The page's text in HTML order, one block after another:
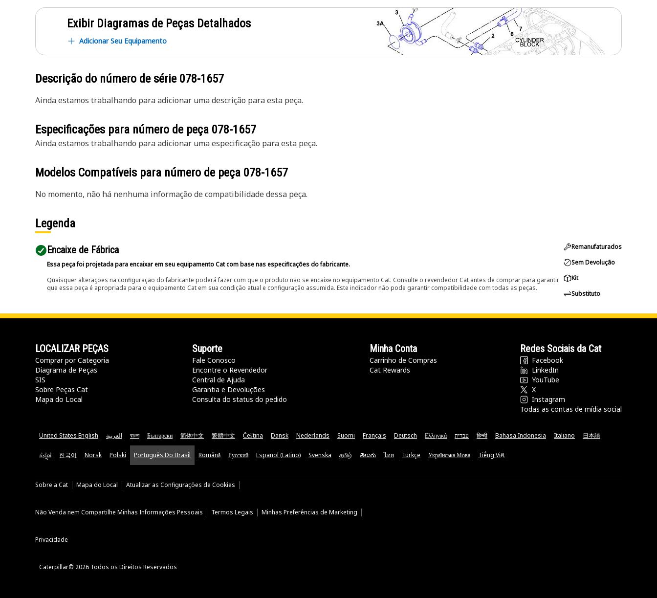
Exibir Diagramas de Peças Detalhados
Adicionar Seu Equipamento
Descrição do número de série 078-1657
Ainda estamos trabalhando para adicionar uma descrição para esta peça.
Especificações para número de peça 078-1657
Ainda estamos trabalhando para adicionar uma especificação para esta peça.
Modelos Compatíveis para número de peça 078-1657
No momento, não há nenhuma informação de compatibilidade dessa peça.
Legenda
Encaixe de Fábrica
Essa peça foi projetada para encaixar em seu equipamento Cat com base nas especificações do fabricante.
Quaisquer alterações na configuração do fabricante poderá fazer com que o produto não se encaixe no equipamento Cat. Consulte o revendedor Cat antes de comprar para garantir
que essa peça é apropriada para o equipamento Cat em sua condição atual e configuração assumida. Este indicador não pode garantir compatibilidade com todas as peças.
Remanufaturados
Sem Devolução
Kit
Substituto
LOCALIZAR PEÇAS
Comprar por Categoria
Diagrama de Peças
SIS
Sobre Peças Cat
Mapa do Local
Suporte
Fale Conosco
Encontre o Revendedor
Central de Ajuda
Garantia e Devoluções
Consulta do status do pedido
Minha Conta
Carrinho de Compras
Cat Rewards
Redes Sociais da Cat
Facebook
LinkedIn
YouTube
X
Instagram
Todas as contas de mídia social
United States English العربية বাংলা Български 简体中文 繁體中文 Čeština Dansk Nederlands Suomi Français Deutsch Ελληνικά עברית हिन्दी Bahasa Indonesia Italiano 日本語
ಕನ್ನಡ 한국어 Norsk Polski Português Do Brasil Română Русский Español (Latino) Svenska தமிழ் తెలుగు ไทย Türkçe Українська Мова Tiếng Việt
Sobre a Cat Mapa do Local Atualizar as Configurações de Cookies
Não Venda nem Compartilhe Minhas Informações Pessoais Termos Legais Minhas Preferências de Marketing
Privacidade
Caterpillar© 2026 Todos os Direitos Reservados